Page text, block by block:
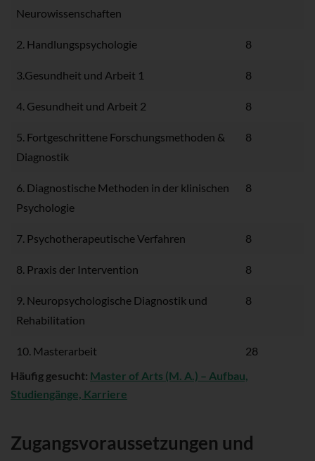
Neurowissenschaften
2. Handlungspsychologie 8
3.Gesundheit und Arbeit 1 8
4. Gesundheit und Arbeit 2 8
5. Fortgeschrittene Forschungsmethoden &
Diagnostik
8
6. Diagnostische Methoden in der klinischen
Psychologie
8
7. Psychotherapeutische Verfahren 8
8. Praxis der Intervention 8
9. Neuropsychologische Diagnostik und
Rehabilitation
8
10. Masterarbeit
28
Häufig gesucht: Master of Arts (M. A.) – Aufbau,
Studiengänge, Karriere
Zugangsvoraussetzungen und